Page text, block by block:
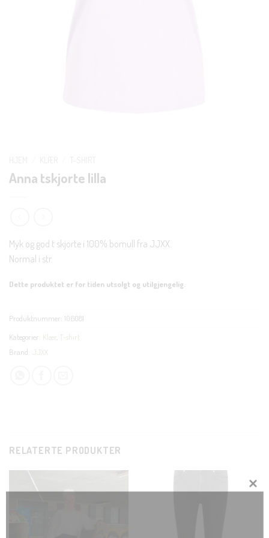
Anna tskjorte lilla
Myk og god t skjorte i 100% bomull fra JJXX.
Normal i str.
Dette produktet er for tiden utsolgt og utilgjengelig.
Produktnummer: 106081
Kategorier: Klær T-shirt
Brand:
JJXX
RELATERTE PRODUKTER